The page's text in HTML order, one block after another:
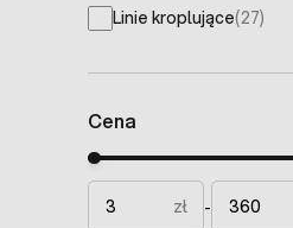
Linie kroplujące(27)
products available
Cena
Minimal price
Maximum price
zł
-